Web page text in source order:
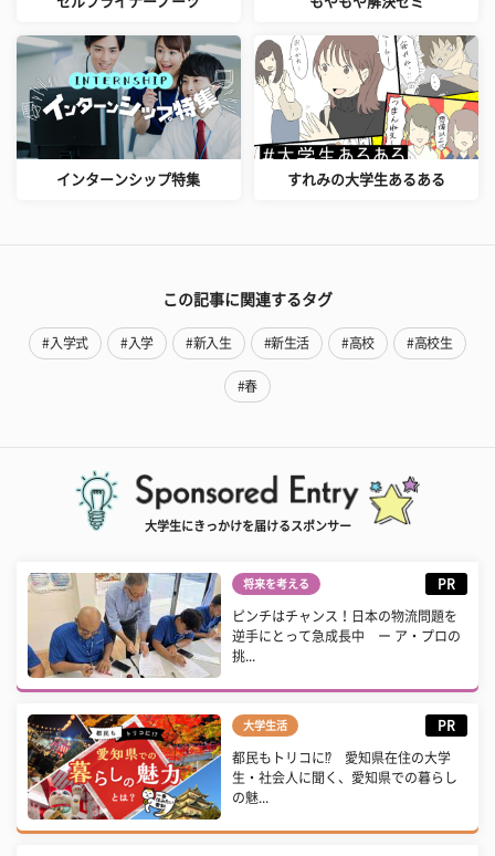
インターンシップ特集 すれみの大学生あるある
この記事に関連するタグ
#入学式 #入学 #新入生 #新生活 #高校 #高校生
#春
大学生にきっかけを届けるスポンサー
将来を考える PR
ピンチはチャンス！日本の物流問題を
逆手にとって急成長中 ー ア・プロの
挑...
大学生活 PR
都民もトリコに⁉ 愛知県在住の大学
生・社会人に聞く、愛知県での暮らし
の魅...